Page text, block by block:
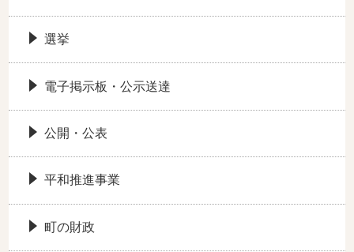
選挙
電子掲示板・公示送達
公開・公表
平和推進事業
町の財政